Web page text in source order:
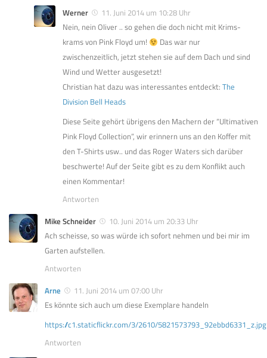
Werner
11. Juni 2014 um 10:28 Uhr
Nein, nein Oliver .. so gehen die doch nicht mit Krims-
krams von Pink Floyd um!
Das war nur
zwischenzeitlich, jetzt stehen sie auf dem Dach und sind
Wind und Wetter ausgesetzt!
Christian hat dazu was interessantes entdeckt: The
Division Bell Heads
Diese Seite gehört übrigens den Machern der “Ultimativen
Pink Floyd Collection”, wir erinnern uns an den Koffer mit
den T-Shirts usw.. und das Roger Waters sich darüber
beschwerte! Auf der Seite gibt es zu dem Konflikt auch
einen Kommentar!
Antworten
Mike Schneider
10. Juni 2014 um 20:33 Uhr
Ach scheisse, so was würde ich sofort nehmen und bei mir im
Garten aufstellen.
Antworten
Arne
11. Juni 2014 um 07:00 Uhr
Es könnte sich auch um diese Exemplare handeln
https://c1.staticflickr.com/3/2610/5821573793_92ebbd6331_z.jpg
Antworten